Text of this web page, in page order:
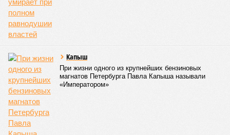
Капыш
При жизни одного из крупнейших бензиновых
магнатов Петербурга Павла Капыша называли
«Императором»